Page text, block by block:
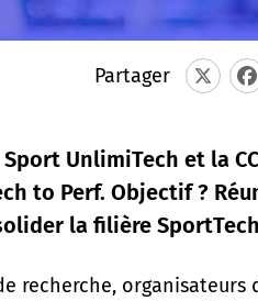
Partager
UnlimiTech et la
to Perf. Objectif ?
la filière
recherche, organisateurs